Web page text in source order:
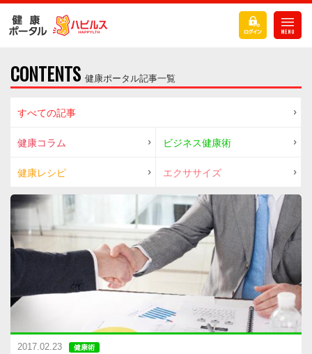
CONTENTS 健康ポータル記事一覧
すべての記事
健康コラム ビジネス健康術
健康レシピ エクササイズ
2017.02.23 健康術